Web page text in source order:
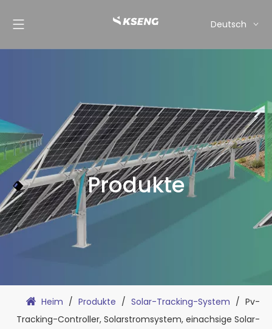
Deutsch
Nederlands
Produkte
Heim / Produkte / Solar-Tracking-System / Pv-
Tracking-Controller, Solarstromsystem, einachsige Solar-